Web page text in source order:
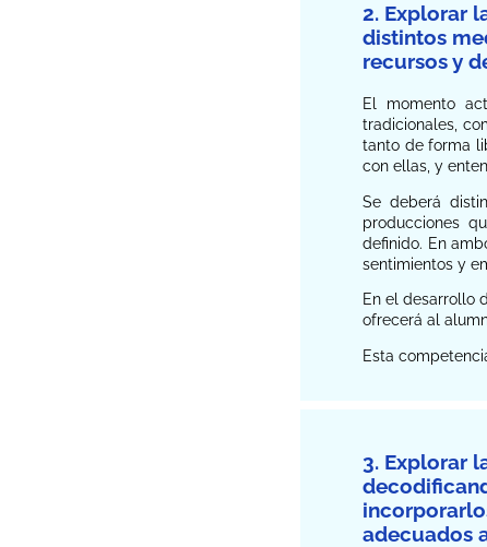
2. Explorar
distintos
recursos y
El momento
tradicionales,
tanto de forma
con ellas, y
Se deberá
producciones
definido. En
sentimientos y
En el desarrollo
ofrecerá al
Esta
3. Explorar
adecuados